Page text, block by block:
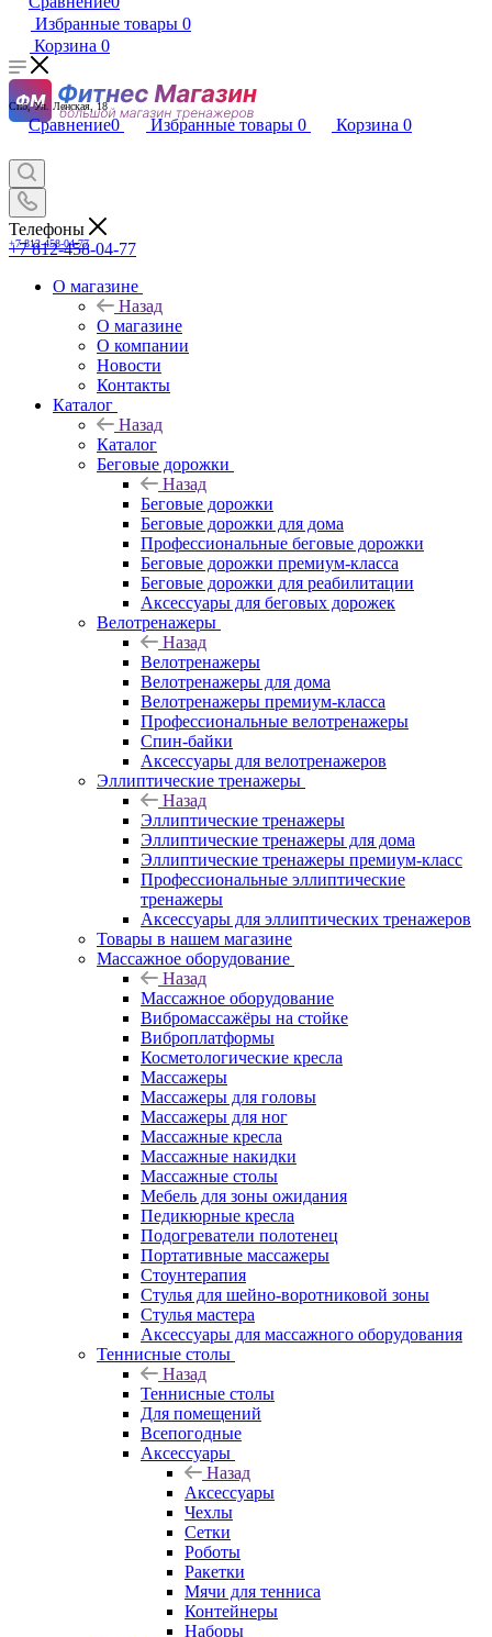
Избранные товары 0
Корзина 0
Спб, Ул. Ленская, 18
Сравнение0 Избранные товары 0 Корзина 0
+7 812-458-04-77
Телефоны
+7 812-458-04-77
О магазине
Назад
О магазине
О компании
Новости
Контакты
Каталог
Назад
Каталог
Беговые дорожки
Назад
Беговые дорожки
Беговые дорожки для дома
Профессиональные беговые дорожки
Беговые дорожки премиум-класса
Беговые дорожки для реабилитации
Аксессуары для беговых дорожек
Велотренажеры
Назад
Велотренажеры
Велотренажеры для дома
Велотренажеры премиум-класса
Профессиональные велотренажеры
Спин-байки
Аксессуары для велотренажеров
Эллиптические тренажеры
Назад
Эллиптические тренажеры
Эллиптические тренажеры для дома
Эллиптические тренажеры премиум-класс
Профессиональные эллиптические
тренажеры
Аксессуары для эллиптических тренажеров
Товары в нашем магазине
Массажное оборудование
Назад
Массажное оборудование
Вибромассажёры на стойке
Виброплатформы
Косметологические кресла
Массажеры
Массажеры для головы
Массажеры для ног
Массажные кресла
Массажные накидки
Массажные столы
Мебель для зоны ожидания
Педикюрные кресла
Подогреватели полотенец
Портативные массажеры
Стоунтерапия
Стулья для шейно-воротниковой зоны
Стулья мастера
Аксессуары для массажного оборудования
Теннисные столы
Назад
Теннисные столы
Для помещений
Всепогодные
Аксессуары
Назад
Аксессуары
Чехлы
Сетки
Роботы
Ракетки
Мячи для тенниса
Контейнеры
Наборы